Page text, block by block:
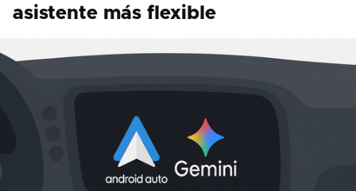
asistente más flexible